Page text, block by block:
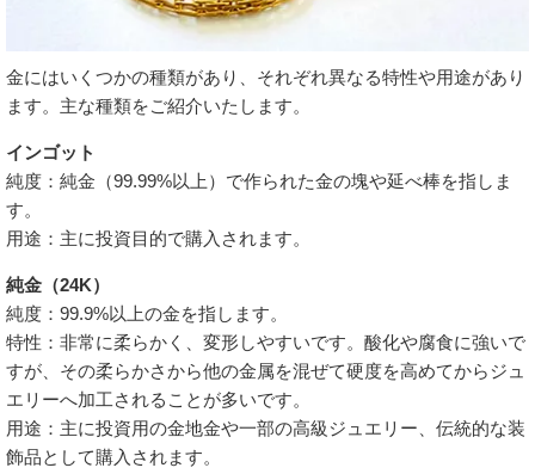
金にはいくつかの種類があり、それぞれ異なる特性や用途があり
ます。主な種類をご紹介いたします。
インゴット
純度：純金（99.99%以上）で作られた金の塊や延べ棒を指しま
す。
用途：主に投資目的で購入されます。
純金（24K）
純度：99.9%以上の金を指します。
特性：非常に柔らかく、変形しやすいです。酸化や腐食に強いで
すが、その柔らかさから他の金属を混ぜて硬度を高めてからジュ
エリーへ加工されることが多いです。
用途：主に投資用の金地金や一部の高級ジュエリー、伝統的な装
飾品として購入されます。